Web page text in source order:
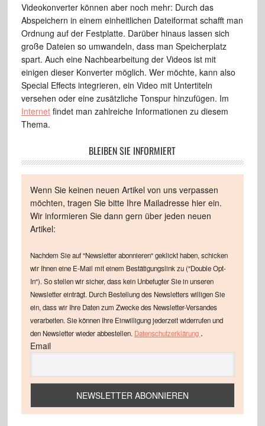
Videokonverter können aber noch mehr: Durch das
Abspeichern in einem einheitlichen Dateiformat schafft man
Ordnung auf der Festplatte. Darüber hinaus lassen sich
große Dateien so umwandeln, dass man Speicherplatz
spart. Auch eine Nachbearbeitung der Videos ist mit
einigen dieser Konverter möglich. Wer möchte, kann also
Special Effects integrieren, ein Video mit Untertiteln
versehen oder eine zusätzliche Tonspur hinzufügen. Im
Internetfindet man zahlreiche Informationen zu diesem
Thema.
BLEIBEN SIE INFORMIERT
Wenn Sie keinen neuen Artikel von uns verpassen
möchten, tragen Sie bitte Ihre Mailadresse hier ein.
Wir informieren Sie dann gern über jeden neuen
Artikel:
Nachdem Sie auf "Newsletter abonnieren" geklickt haben, schicken
wir Ihnen eine E-Mail mit einem Bestätigungslink zu ("Double Opt-
In"). So stellen wir sicher, dass kein Unbefugter Sie in unseren
Newsletter einträgt. Durch Bestellung des Newsletters willigen Sie
ein, dass wir Ihre Daten zum Zwecke des Newsletter-Versandes
verarbeiten. Sie können Ihre Einwilligung jederzeit widerrufen und
den Newsletter wieder abbestellen. Datenschutzerklärung .
Email